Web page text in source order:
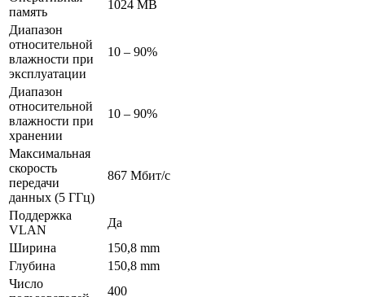
память
1024 MB
Диапазон
относительной
влажности при
эксплуатации
10 – 90%
Диапазон
относительной
влажности при
хранении
10 – 90%
Максимальная
скорость
передачи
данных (5 ГГц)
867 Мбит/с
Поддержка
VLAN
Да
Ширина
150,8 mm
Глубина
150,8 mm
Число
400